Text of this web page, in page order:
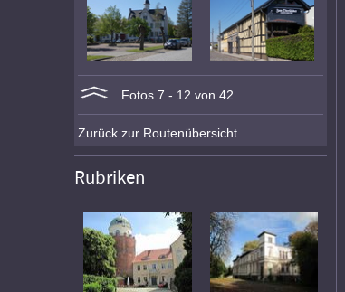
Fotos 7 - 12 von 42
Zurück zur Routenübersicht
Rubriken